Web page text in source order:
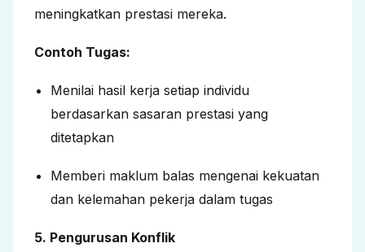
meningkatkan prestasi mereka.
Contoh Tugas:
Menilai hasil kerja setiap individu
berdasarkan sasaran prestasi yang
ditetapkan
Memberi maklum balas mengenai kekuatan
dan kelemahan pekerja dalam tugas
5. Pengurusan Konflik